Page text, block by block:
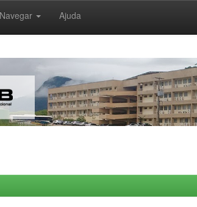
Navegar Ajuda